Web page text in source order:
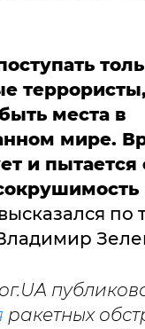
места в
мире.
и пытается
по
ракетных